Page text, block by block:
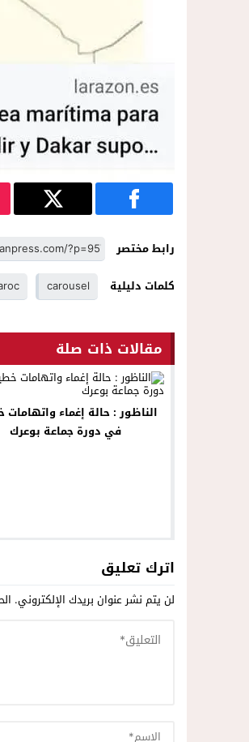
رابط مختصر
كلمات دليلية
carousel
مقالات ذات صلة
الناظور : حالة إغماء واتهامات
في دورة جماعة بوعرك
اترك تعليق
لن يتم نشر عنوان بريدك الإلكتروني.